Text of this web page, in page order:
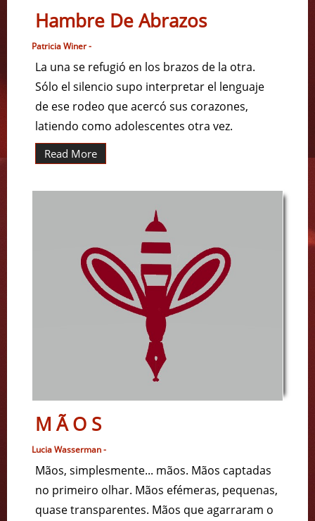
Hambre De Abrazos
Patricia Winer -
La una se refugió en los brazos de la otra.
Sólo el silencio supo interpretar el lenguaje
de ese rodeo que acercó sus corazones,
latiendo como adolescentes otra vez.
Read More
M Ã O S
Lucia Wasserman -
Mãos, simplesmente... mãos. Mãos captadas
no primeiro olhar. Mãos efémeras, pequenas,
quase transparentes. Mãos que agarraram o